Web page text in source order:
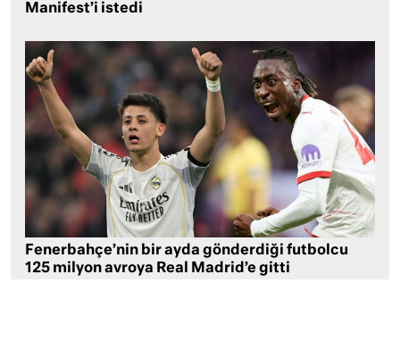
Manifest’i istedi
Fenerbahçe’nin bir ayda gönderdiği futbolcu
125 milyon avroya Real Madrid’e gitti